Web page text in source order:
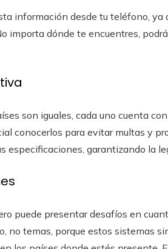
información desde tu teléfono, ya
importa dónde te encuentres,
son iguales, cada uno cuenta
conocerlos para evitar multas y
especificaciones, garantizando la
puede presentar desafíos en
no temas, porque estos sistemas